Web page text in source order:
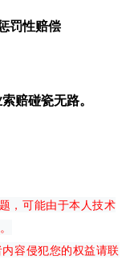
罚性赔偿
赔碰瓷无路。
，可能由于本人技术
容侵犯您的权益请联